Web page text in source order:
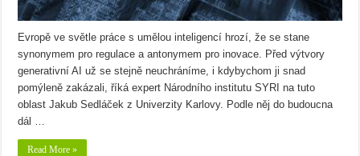
Evropě ve světle práce s umělou inteligencí hrozí, že se stane
synonymem pro regulace a antonymem pro inovace. Před výtvory
generativní AI už se stejně neuchráníme, i kdybychom ji snad
pomýleně zakázali, říká expert Národního institutu SYRI na tuto
oblast Jakub Sedláček z Univerzity Karlovy. Podle něj do budoucna
dál …
Read More »